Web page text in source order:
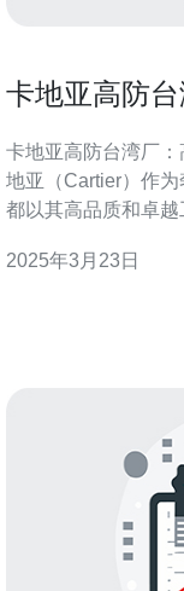
卡地亚高防
卡地亚高防台湾厂：
地亚（Cartier）作
都以其高品质和卓
其最重要的制造基地之一。 卡地亚高防
2025年3月23日